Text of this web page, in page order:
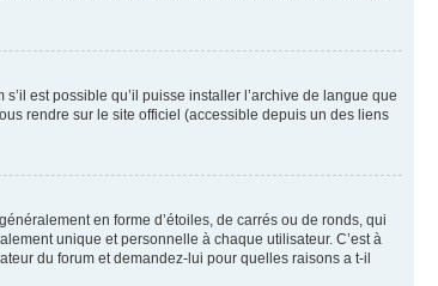
est possible qu’il puisse installer l’archive de langue que
rendre sur le site officiel (accessible depuis un des liens
en forme d’étoiles, de carrés ou de ronds, qui
unique et personnelle à chaque utilisateur. C’est à
du forum et demandez-lui pour quelles raisons a t-il